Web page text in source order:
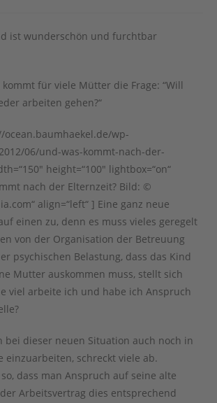
ist wunderschön und furchtbar
für viele Mütter die Frage: “Will
arbeiten gehen?“
ocean.baumhaekel.de/wp-
06/und-was-kommt-nach-der-
height=“100″ lightbox=“on“
nach der Elternzeit? Bild: ©
align=“left“ ] Eine ganz neue
einen zu, denn es muss vieles geregelt
von der Organisation der Betreuung
psychischen Belastung, dass das Kind
Mutter auskommen muss, stellt sich
viel arbeite ich und habe ich Anspruch
bei dieser neuen Situation auch noch in
einzuarbeiten, schreckt viele ab.
dass man Anspruch auf seine alte
Arbeitsvertrag dies entsprechend